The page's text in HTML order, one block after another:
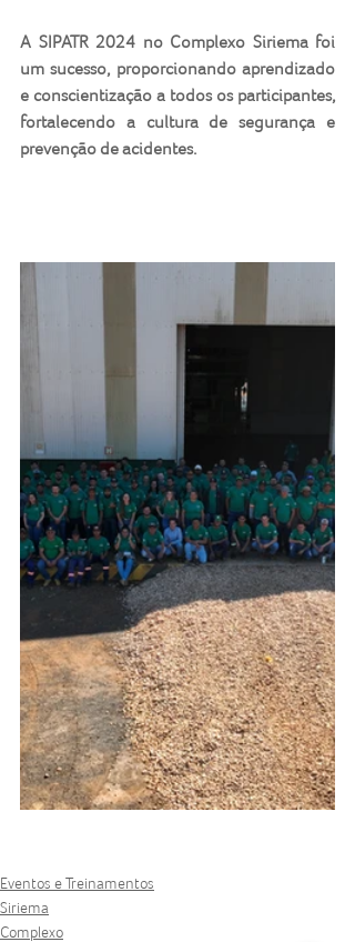
A SIPATR 2024 no Complexo Siriema foi
um sucesso, proporcionando aprendizado
e conscientização a todos os participantes,
fortalecendo a cultura de segurança e
prevenção de acidentes.
Eventos e Treinamentos
Siriema
Complexo